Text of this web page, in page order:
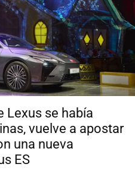
Lexus se había
vuelve a apostar
una nueva
ES